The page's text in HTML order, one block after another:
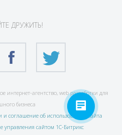
ДРУЖИТЬ!
интернет-агентство, web разработки для
бизнеса
соглашение об использовании сайта
управления сайтом 1С-Битрикс